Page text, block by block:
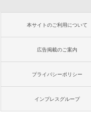
本サイトのご利用について
広告掲載のご案内
プライバシーポリシー
インプレスグループ